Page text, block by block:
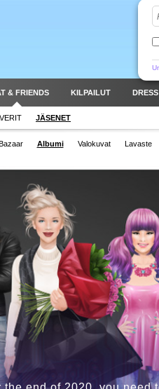
& FRIENDS KILPAILUT
JÄSENET
Albumi Valokuvat Lavaste